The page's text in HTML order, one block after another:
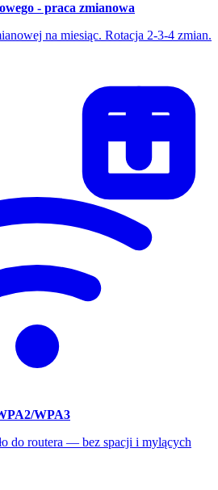
- praca zmianowa
na miesiąc. Rotacja 2-3-4 zmian.
WPA3
do routera — bez spacji i mylących